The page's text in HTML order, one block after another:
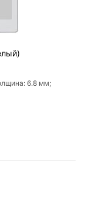
6.8 мм;